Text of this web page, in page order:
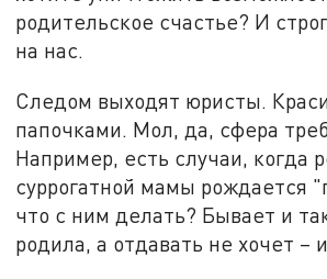
родительское счастье? И
на нас.
Следом выходят юристы.
папочками. Мол, да, сфера
Например, есть случаи, когда
суррогатной мамы рождается
что с ним делать? Бывает и
родила, а отдавать не хочет –